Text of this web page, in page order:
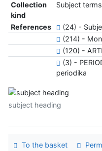
Collection
kind
Subject
References
(24) -
(214) -
(120) -
(3) -
periodika
subject heading
To the basket